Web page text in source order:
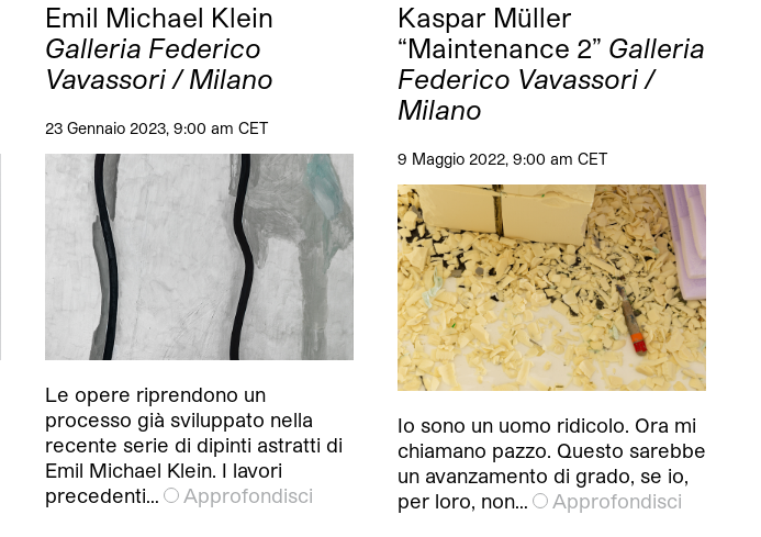
Emil Michael Klein
Galleria Federico
Vavassori / Milano
23 Gennaio 2023, 9:00 am CET
Le opere riprendono un
processo già sviluppato nella
recente serie di dipinti astratti di
Emil Michael Klein. I lavori
precedenti…
Approfondisci
Kaspar Müller
“Maintenance 2” Galleria
Federico Vavassori /
Milano
9 Maggio 2022, 9:00 am CET
Io sono un uomo ridicolo. Ora mi
chiamano pazzo. Questo sarebbe
un avanzamento di grado, se io,
per loro, non…
Approfondisci